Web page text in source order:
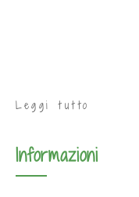
Leggi tutto
Informazioni